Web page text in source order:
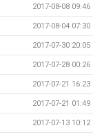
2017-08-08 09:46
2017-08-04 07:30
2017-07-30 20:05
2017-07-28 00:26
2017-07-21 16:23
2017-07-21 01:49
2017-07-13 10:12